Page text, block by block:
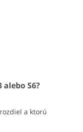
S6?
a ktorú